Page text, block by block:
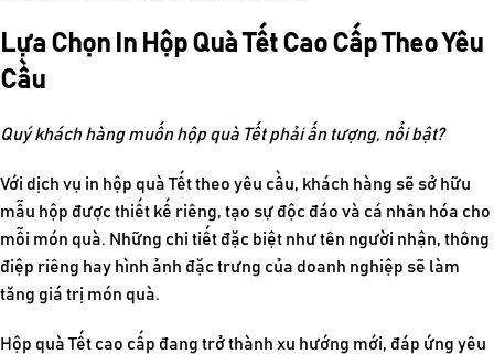
Lựa Chọn In Hộp Quà Tết Cao Cấp Theo Yêu
Cầu
Quý khách hàng muốn hộp quà Tết phải ấn tượng, nổi bật?
Với dịch vụ in hộp quà Tết theo yêu cầu, khách hàng sẽ sở hữu
mẫu hộp được thiết kế riêng, tạo sự độc đáo và cá nhân hóa cho
mỗi món quà. Những chi tiết đặc biệt như tên người nhận, thông
điệp riêng hay hình ảnh đặc trưng của doanh nghiệp sẽ làm
tăng giá trị món quà.
Hộp quà Tết cao cấp đang trở thành xu hướng mới, đáp ứng yêu